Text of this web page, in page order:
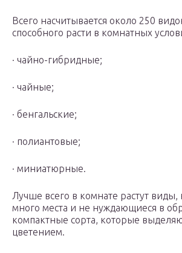
Всего насчитывается около 250
способного расти в комнатных
· чайно-гибридные;
· чайные;
· бенгальские;
· полиантовые;
· миниатюрные.
Лучше всего в комнате растут
много места и не нуждающиеся в
компактные сорта, которые
цветением.